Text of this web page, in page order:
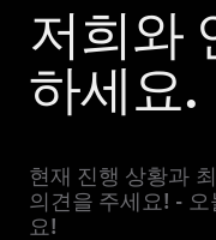
저희와
하세요.
현재 진행 상황과
의견을 주세요! -
요!